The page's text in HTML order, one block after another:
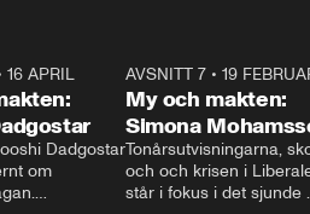
16 APRIL
Dadgostar
om
AVSNITT 7• 19
My och makten:
Simona
Tonårsutvisningarna,
och och krisen i
står i fokus i det sjunde